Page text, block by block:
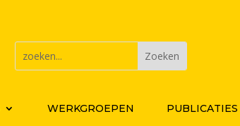
WERKGROEPEN PUBLICATIES